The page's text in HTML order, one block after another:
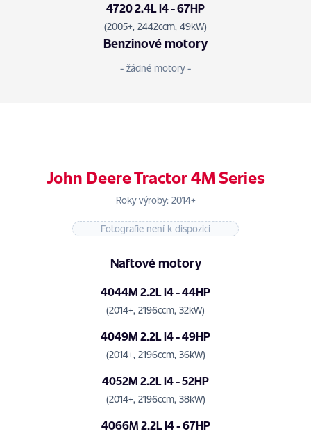
4720 2.4L I4 - 67HP
(2005+, 2442ccm, 49kW)
Benzinové motory
- žádné motory -
John Deere Tractor 4M Series
Roky výroby: 2014+
Fotografie není k dispozici
Naftové motory
4044M 2.2L I4 - 44HP
(2014+, 2196ccm, 32kW)
4049M 2.2L I4 - 49HP
(2014+, 2196ccm, 36kW)
4052M 2.2L I4 - 52HP
(2014+, 2196ccm, 38kW)
4066M 2.2L I4 - 67HP